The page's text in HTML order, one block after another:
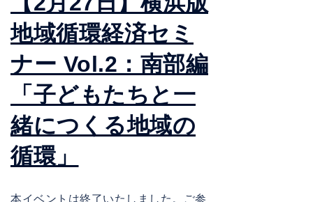
地域循環経済セミ
ナー Vol.2：南部編
「子どもたちと一
緒につくる地域の
循環」
本イベントは終了いたしました。ご参